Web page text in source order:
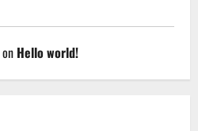
on Hello world!